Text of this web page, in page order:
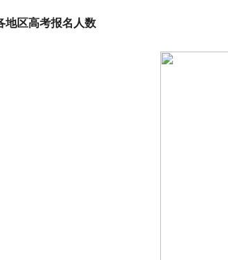
地区高考报名人数